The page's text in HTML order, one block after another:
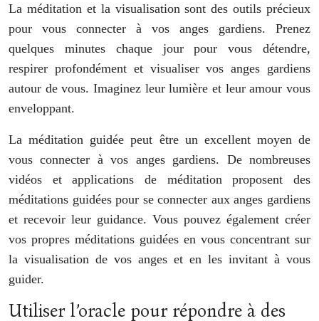
La méditation et la visualisation sont des outils précieux
pour vous connecter à vos anges gardiens. Prenez
quelques minutes chaque jour pour vous détendre,
respirer profondément et visualiser vos anges gardiens
autour de vous. Imaginez leur lumière et leur amour vous
enveloppant.
La méditation guidée peut être un excellent moyen de
vous connecter à vos anges gardiens. De nombreuses
vidéos et applications de méditation proposent des
méditations guidées pour se connecter aux anges gardiens
et recevoir leur guidance. Vous pouvez également créer
vos propres méditations guidées en vous concentrant sur
la visualisation de vos anges et en les invitant à vous
guider.
Utiliser l’oracle pour répondre à des